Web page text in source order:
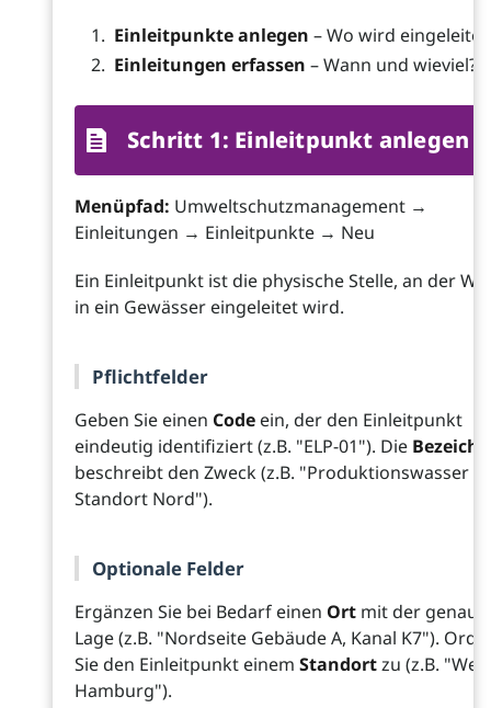
Einleitpunkte anlegen – Wo wird
Einleitungen erfassen – Wann und wieviel?
Schritt 1: Einleitpunkt anlegen
Menüpfad: Umweltschutzmanagement →
Einleitungen → Einleitpunkte → Neu
Ein Einleitpunkt ist die physische Stelle, an der
in ein Gewässer eingeleitet wird.
Pflichtfelder
Geben Sie einen Code ein, der den Einleitpunkt
eindeutig identifiziert (z.B. "ELP-01"). Die
beschreibt den Zweck (z.B. "Produktionswasser
Standort Nord").
Optionale Felder
Ergänzen Sie bei Bedarf einen Ort mit der
Lage (z.B. "Nordseite Gebäude A, Kanal K7").
Sie den Einleitpunkt einem Standortzu (z.B.
Hamburg").